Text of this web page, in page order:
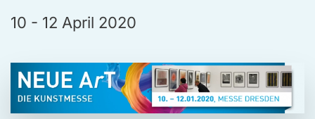
10 - 12 April 2020